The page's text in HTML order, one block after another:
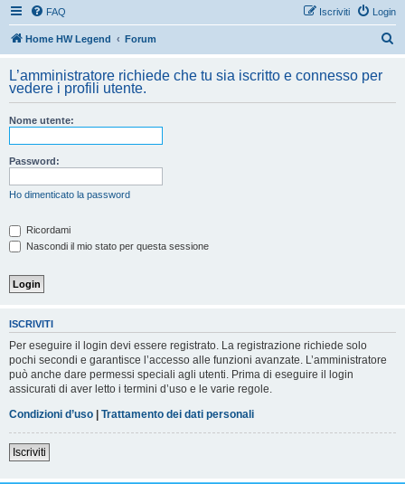
FAQ Login
Iscriviti
Home HW Legend Forum
c
L’amministratore richiede che tu sia iscritto e connesso per
vedere i profili utente.
Nome utente:
Password:
Ho dimenticato la password
Ricordami
Nascondi il mio stato per questa sessione
ISCRIVITI
Per eseguire il login devi essere registrato. La registrazione richiede solo
pochi secondi e garantisce l’accesso alle funzioni avanzate. L’amministratore
può anche dare permessi speciali agli utenti. Prima di eseguire il login
assicurati di aver letto i termini d’uso e le varie regole.
Condizioni d’uso | Trattamento dei dati personali
Iscriviti